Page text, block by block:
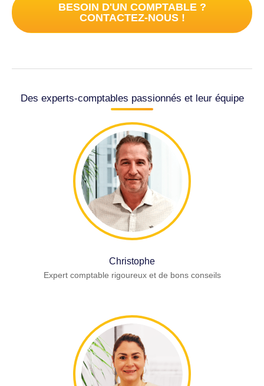
BESOIN D'UN COMPTABLE ?
CONTACTEZ-NOUS !
Des experts-comptables passionnés et leur équipe
Christophe
Expert comptable rigoureux et de bons conseils